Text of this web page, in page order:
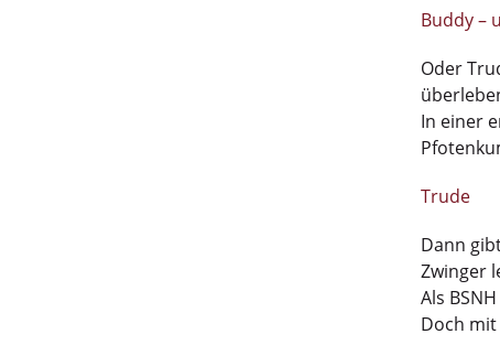
Buddy –
Oder
In einer
Trude
Dann
Zwinger
Als
Doch